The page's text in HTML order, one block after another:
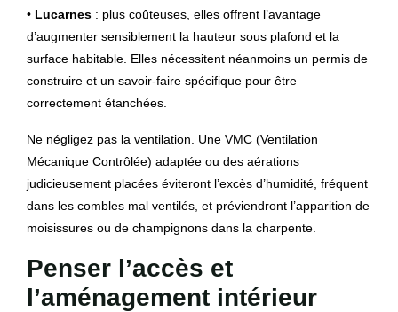
• Lucarnes : plus coûteuses, elles offrent l’avantage
d’augmenter sensiblement la hauteur sous plafond et la
surface habitable. Elles nécessitent néanmoins un permis de
construire et un savoir-faire spécifique pour être
correctement étanchées.
Ne négligez pas la ventilation. Une VMC (Ventilation
Mécanique Contrôlée) adaptée ou des aérations
judicieusement placées éviteront l’excès d’humidité, fréquent
dans les combles mal ventilés, et préviendront l’apparition de
moisissures ou de champignons dans la charpente.
Penser l’accès et
l’aménagement intérieur